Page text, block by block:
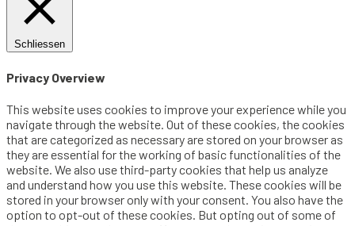
Schliessen
Privacy Overview
This website uses cookies to improve your experience while you
navigate through the website. Out of these cookies, the cookies
that are categorized as necessary are stored on your browser as
they are essential for the working of basic functionalities of the
website. We also use third-party cookies that help us analyze
and understand how you use this website. These cookies will be
stored in your browser only with your consent. You also have the
option to opt-out of these cookies. But opting out of some of